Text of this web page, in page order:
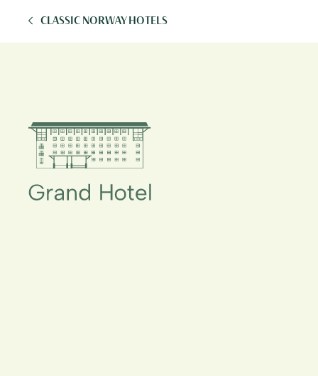
CLASSIC NORWAY HOTELS